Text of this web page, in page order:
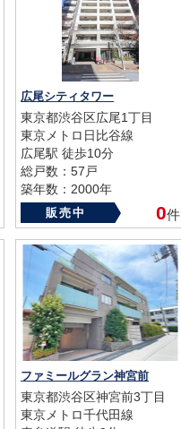
広尾シティタワー
東京都渋谷区広尾1丁目
東京メトロ日比谷線
広尾駅 徒歩10分
総戸数：57戸
築年数：2000年
販売中 0件
ファミールグラン神宮前
東京都渋谷区神宮前3丁目
東京メトロ千代田線